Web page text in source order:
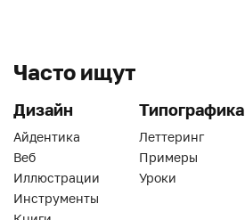
Часто ищут
Дизайн
Айдентика
Веб
Иллюстрации
Инструменты
Типографика
Леттеринг
Примеры
Уроки